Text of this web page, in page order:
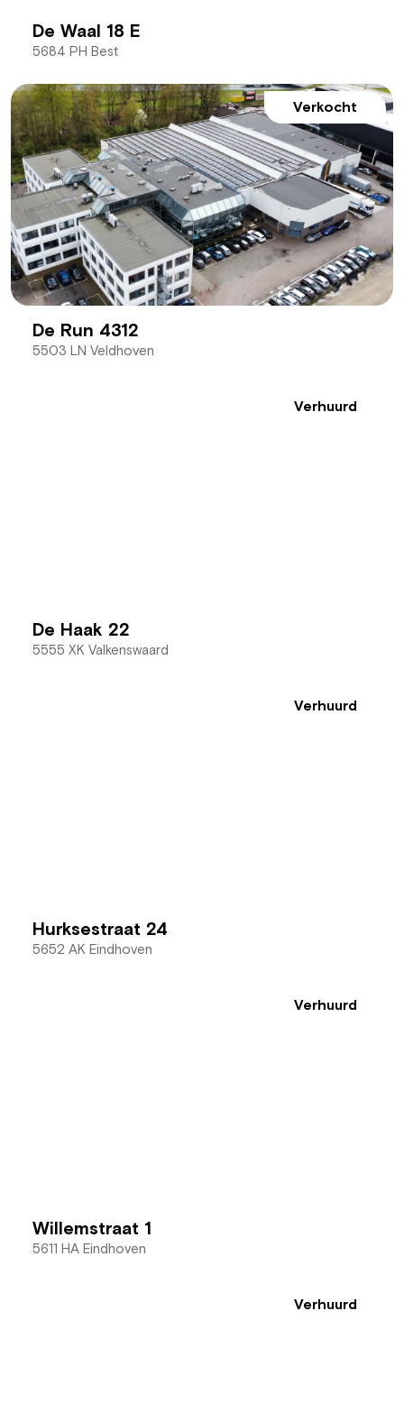
De Waal 18 E
5684 PH Best
Verkocht
De Run 4312
5503 LN Veldhoven
Verhuurd
De Haak 22
5555 XK Valkenswaard
Verhuurd
Hurksestraat 24
5652 AK Eindhoven
Verhuurd
Willemstraat 1
5611 HA Eindhoven
Verhuurd